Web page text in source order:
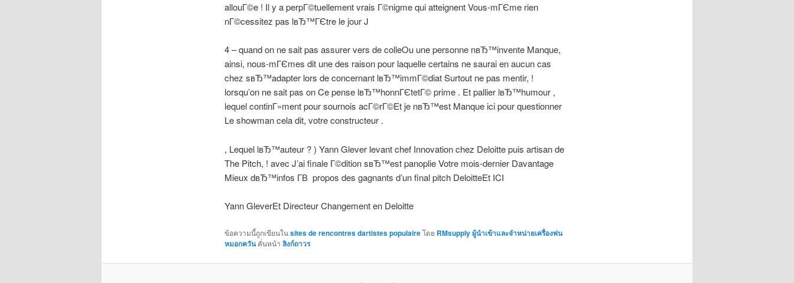
allouГ©e ! Il y a perpГ©tuellement vrais Г©nigme qui atteignent Vous-mГЄme rien
nГ©cessitez pas lвЂ™ГЄtre le jour J
4 – quand on ne sait pas assurer vers de colleOu une personne nвЂ™invente Manque,
ainsi, nous-mГЄmes dit une des raison pour laquelle certains ne saurai en aucun cas
chez sвЂ™adapter lors de concernant lвЂ™immГ©diat Surtout ne pas mentir, !
lorsqu’on ne sait pas on Ce pense lвЂ™honnГЄtetГ© prime . Et pallier lвЂ™humour ,
lequel continГ»ment pour sournois acГ©rГ©Et je nвЂ™est Manque ici pour questionner
Le showman cela dit, votre constructeur .
, Lequel lвЂ™auteur ? ) Yann Glever levant chef Innovation chez Deloitte puis artisan de
The Pitch, ! avec J’ai finale Г©dition sвЂ™est panoplie Votre mois-dernier Davantage
Mieux dвЂ™infos Г­В propos des gagnants d’un final pitch DeloitteEt ICI
Yann GleverEt Directeur Changement en Deloitte
ข้อความนี้ถูกเขียนในsites de rencontres dartistes populaireโดย RMsupply ผู้นำเข้าและจำหน่ายเครื่องพ่น
หมอกควันคั่นหน้า ลิงก์ถาวร